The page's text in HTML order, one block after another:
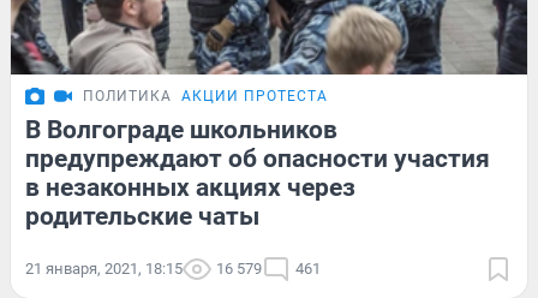
ПОЛИТИКА АКЦИИ ПРОТЕСТА
В Волгограде школьников
предупреждают об опасности участия
в незаконных акциях через
родительские чаты
21 января, 2021, 18:15 16 579 461